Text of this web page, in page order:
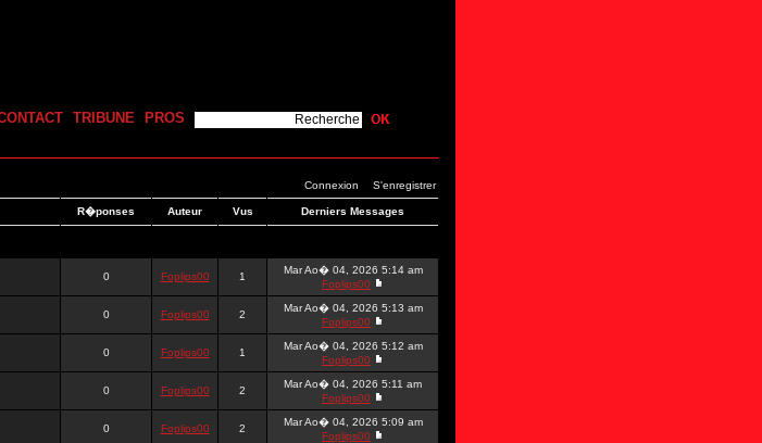
TRIBUNE PROS
Connexion S'enregistrer
R�ponses Auteur Vus Derniers Messages
0 Foplips00 1
Mar Ao� 04, 2026 5:14 am
Foplips00
0 Foplips00 2
Mar Ao� 04, 2026 5:13 am
Foplips00
0 Foplips00 1
Mar Ao� 04, 2026 5:12 am
Foplips00
0 Foplips00 2
Mar Ao� 04, 2026 5:11 am
Foplips00
0 Foplips00 2
Mar Ao� 04, 2026 5:09 am
Foplips00